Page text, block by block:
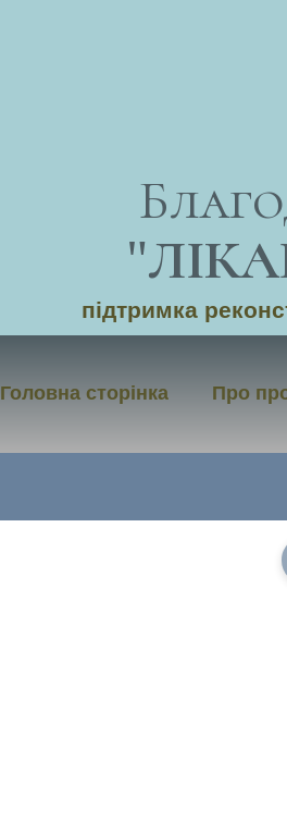
"
підтримка
Головна сторінка Про